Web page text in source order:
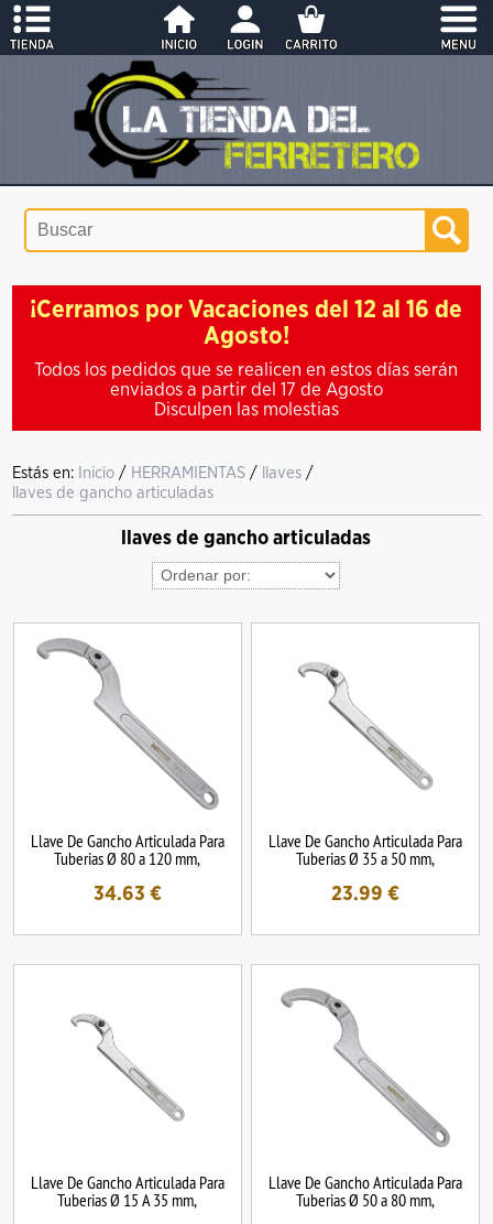
¡Cerramos por Vacaciones del 12 al 16 de
Agosto!
Todos los pedidos que se realicen en estos días serán
enviados a partir del 17 de Agosto
Disculpen las molestias
Estás en: Inicio / HERRAMIENTAS / llaves /
llaves de gancho articuladas
llaves de gancho articuladas
Llave De Gancho Articulada Para
Tuberias Ø 80 a 120 mm,
34.63 €
Llave De Gancho Articulada Para
Tuberias Ø 35 a 50 mm,
23.99 €
Llave De Gancho Articulada Para
Tuberias Ø 15 A 35 mm,
Llave De Gancho Articulada Para
Tuberias Ø 50 a 80 mm,